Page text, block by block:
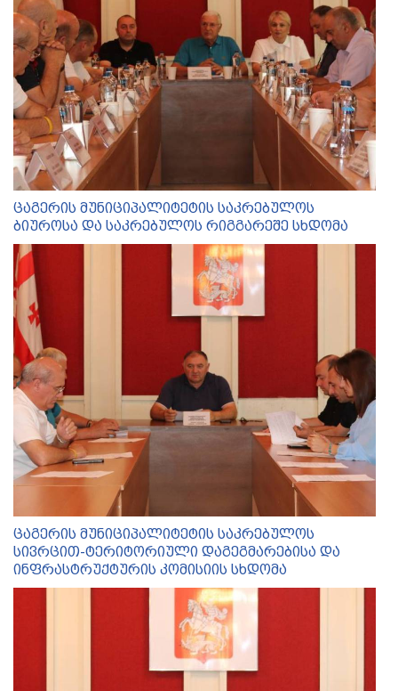
ცაგერის მუნიციპალიტეტის საკრებულოს
ბიუროსა და საკრებულოს რიგგარეშე სხდომა
ცაგერის მუნიციპალიტეტის საკრებულოს
სივრცით-ტერიტორიული დაგეგმარებისა და
ინფრასტრუქტურის კომისიის სხდომა